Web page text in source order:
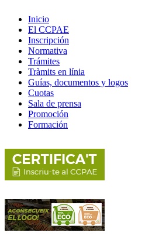
Inicio
El CCPAE
Inscripción
Normativa
Trámites
Tràmits en línia
Guías, documentos y logos
Cuotas
Sala de prensa
Promoción
Formación